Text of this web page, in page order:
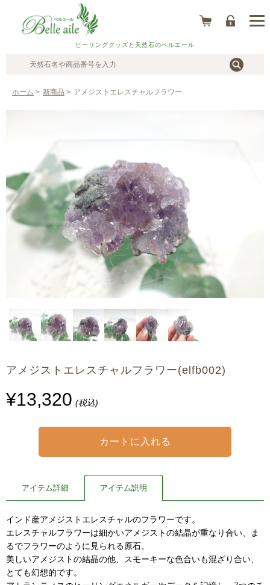
ヒーリンググッズと天然石のベルエール
ホーム > 新商品 > アメジストエレスチャルフラワー
アメジストエレスチャルフラワー(elfb002)
¥13,320 (税込)
アイテム詳細 アイテム説明
インド産アメジストエレスチャルのフラワーです。
エレスチャルフラワーは細かいアメジストの結晶が重なり合い、ま
るでフラワーのように見られる原石。
美しいアメジストの結晶の他、スモーキーな色合いも混ざり合い、
とても幻想的です。